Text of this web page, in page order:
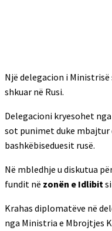
Një delegacion i
shkuar në Rusi.
Delegacioni kryesohet
sot punimet duke mbajtur
bashkëbiseduesit rusë.
Në mbledhje u diskutua
fundit në zonën e Idlibit
Krahas diplomatëve në
nga Ministria e Mbrojtjes